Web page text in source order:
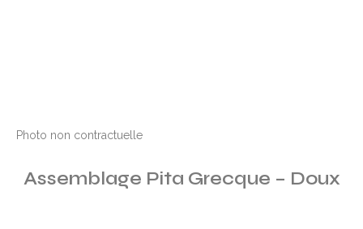
Photo non contractuelle
Assemblage Pita Grecque – Doux